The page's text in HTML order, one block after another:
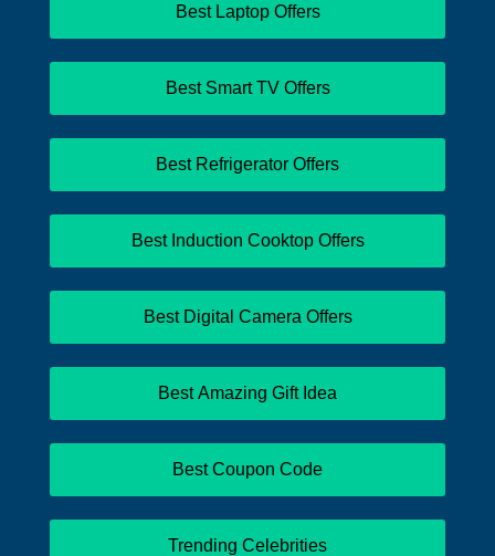
Best Laptop Offers
Best Smart TV Offers
Best Refrigerator Offers
Best Induction Cooktop Offers
Best Digital Camera Offers
Best Amazing Gift Idea
Best Coupon Code
Trending Celebrities